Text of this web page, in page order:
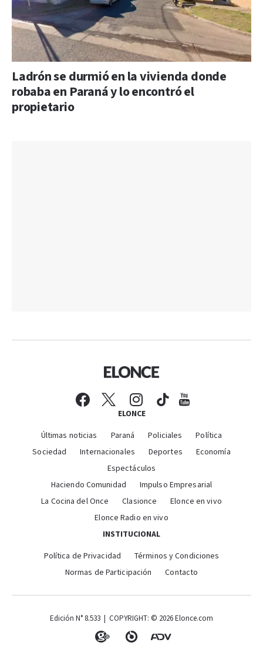
Ladrón se durmió en la vivienda donde
robaba en Paraná y lo encontró el
propietario
ELONCE
Últimas noticias Paraná Policiales
Política
Sociedad
Internacionales Deportes
Economía
Espectáculos
Haciendo Comunidad
Impulso Empresarial
La Cocina del Once
Clasionce
Elonce en vivo
Elonce Radio en vivo
INSTITUCIONAL
Política de Privacidad
Términos y Condiciones
Normas de Participación
Contacto
Edición N° 8.533 | COPYRIGHT: © 2026 Elonce.com